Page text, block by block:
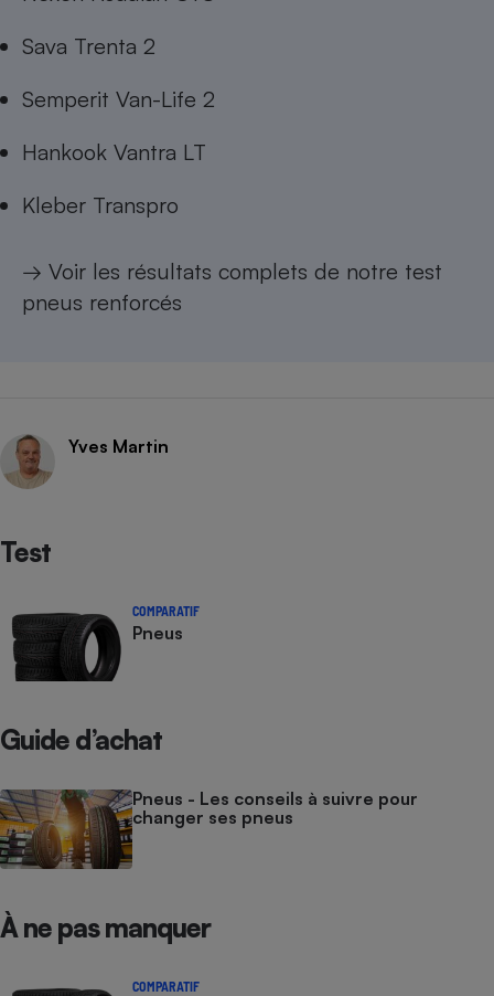
Sava Trenta 2
Semperit Van-Life 2
Hankook Vantra LT
Kleber Transpro
→ Voir les résultats complets de notre test
pneus renforcés
Yves Martin
Test
COMPARATIF
Pneus
Guide d’achat
Pneus - Les conseils à suivre pour
changer ses pneus
À ne pas manquer
COMPARATIF